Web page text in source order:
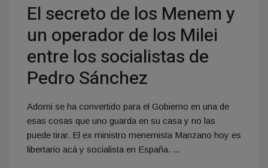
El secreto de los Menem y
un operador de los Milei
entre los socialistas de
Pedro Sánchez
Adorni se ha convertido para el Gobierno en una de
esas cosas que uno guarda en su casa y no las
puede tirar. El ex ministro menemista Manzano hoy es
libertario acá y socialista en España. ...